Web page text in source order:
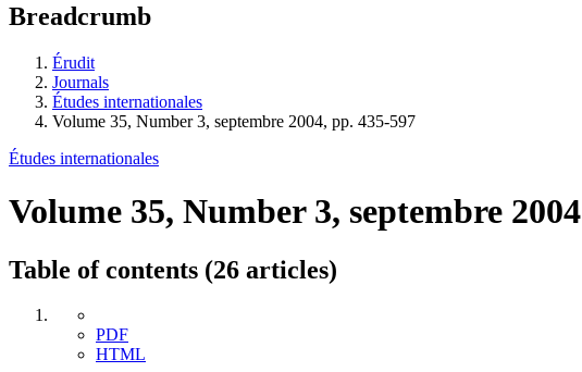
Breadcrumb
Érudit
Journals
Études internationales
Volume 35, Number 3, septembre 2004, pp. 435-597
Études internationales
Volume 35, Number 3, septembre 2004
Table of contents (26 articles)
PDF
HTML